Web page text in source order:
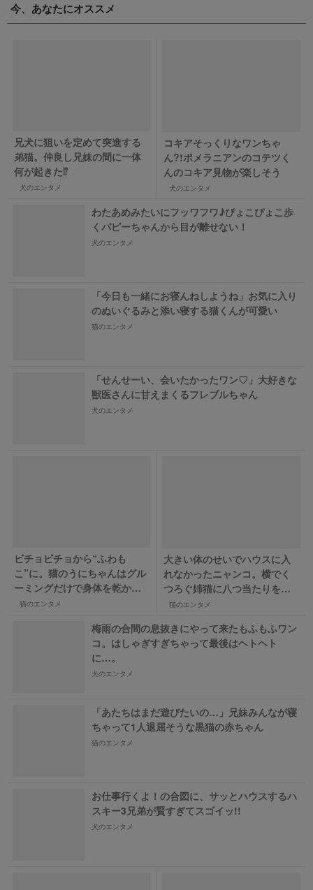
今、あなたにオススメ
兄犬に狙いを定めて突進する
弟猫。仲良し兄妹の間に一体
何が起きた⁉
犬のエンタメ
コキアそっくりなワンちゃ
ん?!ポメラニアンのコテツく
んのコキア見物が楽しそう
犬のエンタメ
わたあめみたいにフッワフワ♪ぴょこぴょこ歩
くパピーちゃんから目が離せない！
犬のエンタメ
「今日も一緒にお寝んねしようね」お気に入り
のぬいぐるみと添い寝する猫くんが可愛い
猫のエンタメ
「せんせーい、会いたかったワン♡」大好きな
獣医さんに甘えまくるフレブルちゃん
犬のエンタメ
ビチョビチョから“ふわも
こ”に。猫のうにちゃんはグル
ーミングだけで身体を乾かし
ます
猫のエンタメ
大きい体のせいでハウスに入
れなかったニャンコ。横でく
つろぐ姉猫に八つ当たりをす
る姿が面白い
猫のエンタメ
梅雨の合間の息抜きにやって来たもふもふワン
コ。はしゃぎすぎちゃって最後はヘトヘト
に…。
犬のエンタメ
「あたちはまだ遊びたいの…」兄妹みんなが寝
ちゃって1人退屈そうな黒猫の赤ちゃん
猫のエンタメ
お仕事行くよ！の合図に、サッとハウスするハ
スキー3兄弟が賢すぎてスゴイッ!!
犬のエンタメ